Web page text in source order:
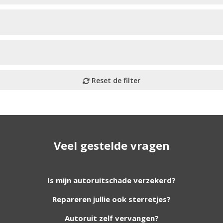
Veel gestelde vragen
Is mijn autoruitschade verzekerd?
Repareren jullie ook sterretjes?
Autoruit zelf vervangen?